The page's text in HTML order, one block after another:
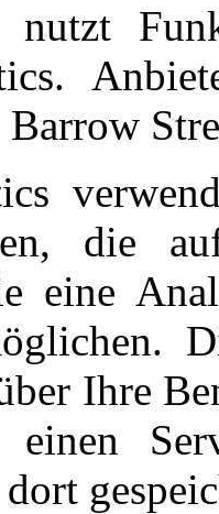
Barrow
die
eine
Ihre
einen